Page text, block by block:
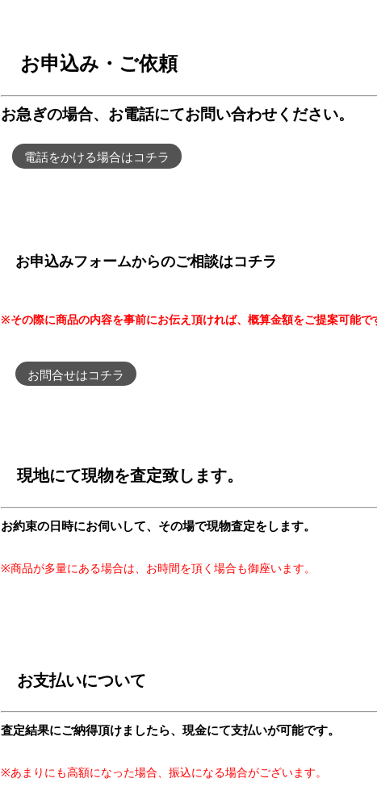
お申込み・ご依頼
お急ぎの場合、お電話にてお問い合わせください。
電話をかける場合はコチラ
お申込みフォームからのご相談はコチラ
※その際に商品の内容を事前にお伝え頂ければ、概算金額をご提案可能で
お問合せはコチラ
現地にて現物を査定致します。
お約束の日時にお伺いして、その場で現物査定をします。
​​※商品が多量にある場合は、お時間を頂く場合も御座います。
お支払いについて
査定結果にご納得頂けましたら、現金にて支払いが可能です。
※あまりにも高額になった場合、振込になる場合がございます。